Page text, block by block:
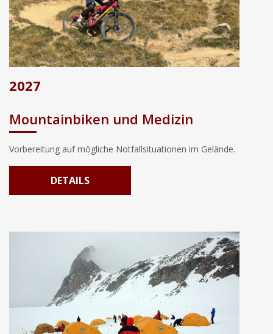
2027
Mountainbiken und Medizin
Vorbereitung auf mögliche Notfallsituationen im Gelände.
DETAILS